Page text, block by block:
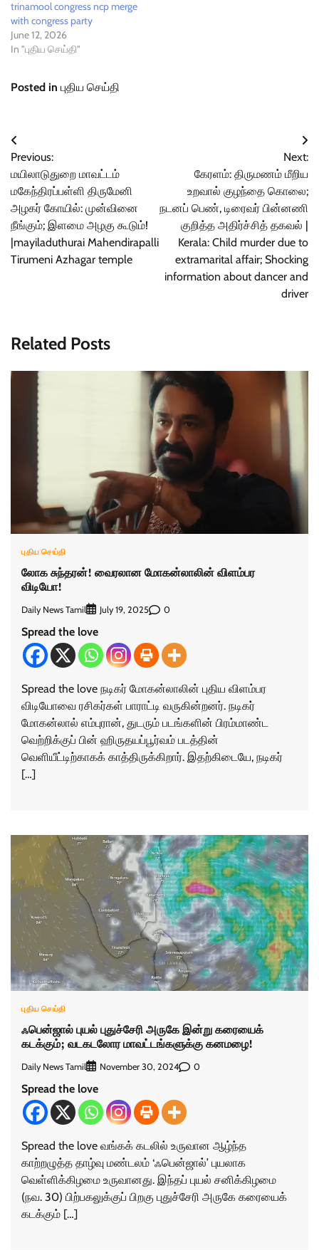
trinamool congress ncp merge
with congress party
June 12, 2026
In "புதிய செய்தி"
Posted in புதிய செய்தி
Post
navigation
Previous:
மயிலாடுதுறை மாவட்டம்
மகேந்திரப்பள்ளி திருமேனி
அழகர் கோயில்: முன்வினை
நீங்கும்; இளமை அழகு கூடும்!
|mayiladuthurai Mahendirapalli
Tirumeni Azhagar temple
Next:
கேரளம்: திருமணம் மீறிய
உறவால் குழந்தை கொலை;
நடனப் பெண், டிரைவர் பின்னணி
குறித்த அதிர்ச்சித் தகவல் |
Kerala: Child murder due to
extramarital affair; Shocking
information about dancer and
driver
Related Posts
புதிய செய்தி
லோக சுந்தரன்! வைரலான மோகன்லாலின் விளம்பர
விடியோ!
Daily News Tamil July 19, 2025 0
Spread the love
Spread the love நடிகர் மோகன்லாலின் புதிய விளம்பர
விடியோவை ரசிகர்கள் பாராட்டி வருகின்றனர். நடிகர்
மோகன்லால் எம்புரான், துடரும் படங்களின் பிரம்மாண்ட
வெற்றிக்குப் பின் ஹிருதயப்பூர்வம் படத்தின்
வெளியீட்டிற்காகக் காத்திருக்கிறார். இதற்கிடையே, நடிகர்
[…]
புதிய செய்தி
ஃபென்ஜால் புயல் புதுச்சேரி அருகே இன்று கரையைக்
கடக்கும்; வடகடலோர மாவட்டங்களுக்கு கனமழை!
Daily News Tamil November 30, 2024 0
Spread the love
Spread the love வங்கக் கடலில் உருவான ஆழ்ந்த
காற்றழுத்த தாழ்வு மண்டலம் ‘ஃபென்ஜால்’ புயலாக
வெள்ளிக்கிழமை உருவானது. இந்தப் புயல் சனிக்கிழமை
(நவ. 30) பிற்பகலுக்குப் பிறகு புதுச்சேரி அருகே கரையைக்
கடக்கும் […]